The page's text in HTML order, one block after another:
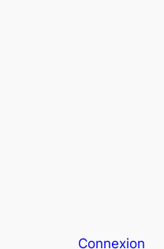
Connexion